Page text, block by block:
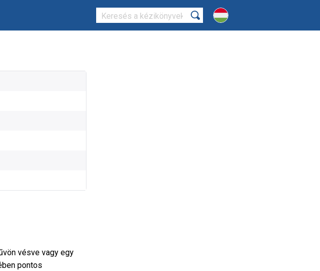
vésve vagy egy
pontos